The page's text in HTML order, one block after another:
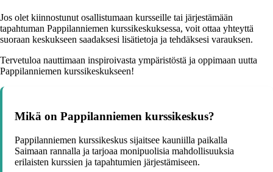
Jos olet kiinnostunut osallistumaan kursseille tai järjestämään
tapahtuman Pappilanniemen kurssikeskuksessa, voit ottaa yhteyttä
suoraan keskukseen saadaksesi lisätietoja ja tehdäksesi varauksen.
Tervetuloa nauttimaan inspiroivasta ympäristöstä ja oppimaan uutta
Pappilanniemen kurssikeskukseen!
Mikä on Pappilanniemen kurssikeskus?
Pappilanniemen kurssikeskus sijaitsee kauniilla paikalla
Saimaan rannalla ja tarjoaa monipuolisia mahdollisuuksia
erilaisten kurssien ja tapahtumien järjestämiseen.